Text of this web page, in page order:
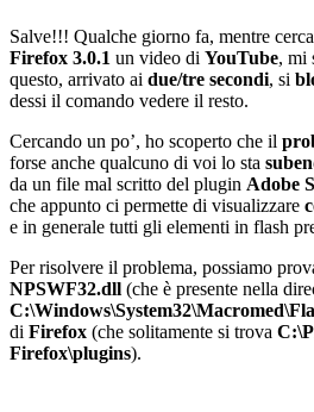
Salve!!! Qualche giorno fa, mentre
Firefox 3.0.1 un video di YouTube, mi
questo, arrivato ai due/tre secondi, si
dessi il comando vedere il resto.
Cercando un po’, ho scoperto che il
forse anche qualcuno di voi lo sta
da un file mal scritto del plugin Adobe
che appunto ci permette di visualizzare
e in generale tutti gli elementi in flash
Per risolvere il problema, possiamo
NPSWF32.dll (che è presente nella
di Firefox (che solitamente si trova
Firefox\plugins).